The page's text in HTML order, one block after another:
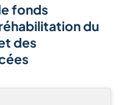
fonds
du
des